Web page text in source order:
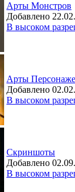
Арты Монстров
Добавлено
В высоком
Арты
Добавлено
В высоком
Скриншоты
Добавлено
В высоком